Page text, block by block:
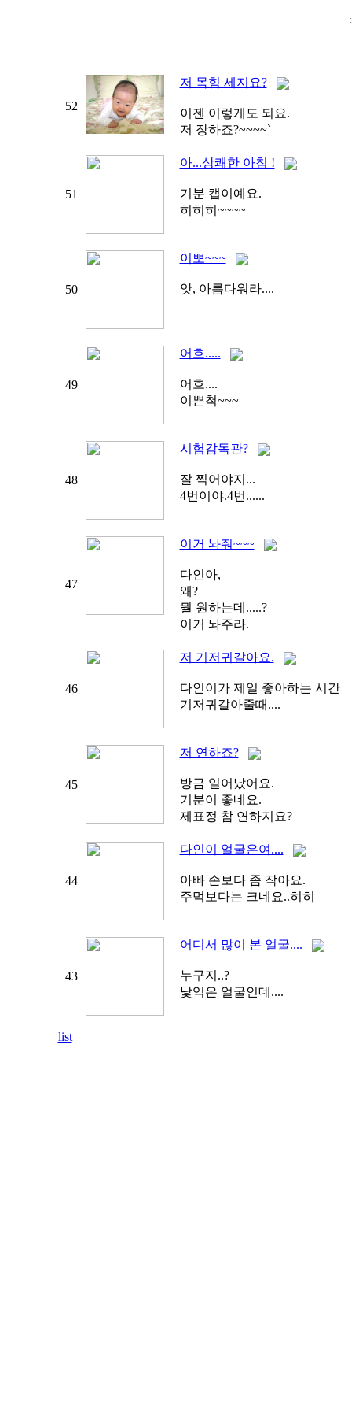
52
저 목힘 세지요?
이젠 이렇게도 되요.
저 장하죠?~~~~`
51
아...상쾌한 아침 !
기분 캡이예요.
히히히~~~~
50
이뽀~~~
앗, 아름다워라....
49
어흐.....
어흐....
이쁜척~~~
48
시험감독관?
잘 찍어야지...
4번이야.4번......
47
이거 놔줘~~~
다인아,
왜?
뭘 원하는데.....?
이거 놔주라.
46
저 기저귀갈아요.
다인이가 제일 좋아하는 시간
기저귀갈아줄때....
45
저 연하죠?
방금 일어났어요.
기분이 좋네요.
제표정 참 연하지요?
44
다인이 얼굴은여....
아빠 손보다 좀 작아요.
주먹보다는 크네요..히히
43
어디서 많이 본 얼굴....
누구지..?
낯익은 얼굴인데....
list